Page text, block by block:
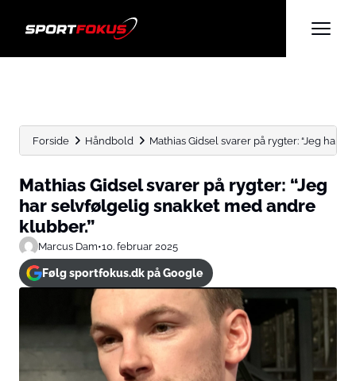
Forside Håndbold Mathias Gidsel svarer på rygter: “Jeg har
Mathias Gidsel svarer på rygter: “Jeg
har selvfølgelig snakket med andre
klubber.”
Marcus Dam•10. februar 2025
Følg sportfokus.dk på Google